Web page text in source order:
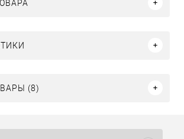
(8)